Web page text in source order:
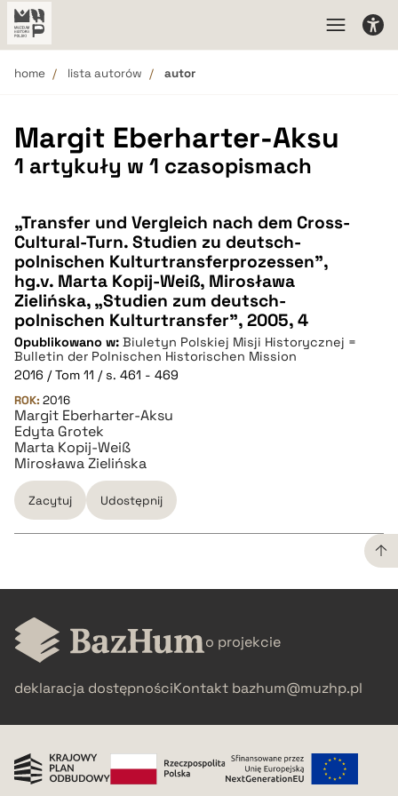
home lista autorów autor
Margit Eberharter-Aksu
1 artykuły w 1 czasopismach
„Transfer und Vergleich nach dem Cross-
Cultural-Turn. Studien zu deutsch-
polnischen Kulturtransferprozessen”,
hg.v. Marta Kopij-Weiß, Mirosława
Zielińska, „Studien zum deutsch-
polnischen Kulturtransfer”, 2005, 4
Opublikowano w: Biuletyn Polskiej Misji Historycznej =
Bulletin der Polnischen Historischen Mission
2016 / Tom 11 / s. 461 - 469
ROK: 2016
Margit Eberharter-Aksu
Edyta Grotek
Marta Kopij-Weiß
Mirosława Zielińska
Zacytuj Udostępnij
CZYSTY TEKST
pobierz cytat
BIBTEX
o projekcie
deklaracja dostępnościKontakt bazhum@muzhp.pl